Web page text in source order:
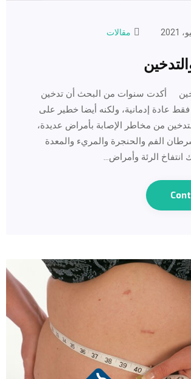
مقالات
أكدت سنوات من البحث أن تدخين
عادة إدمانية، ولكنه أيضا خطير على
من مخاطر الإصابة بأمراض عديدة،
الفم والحنجرة والمريء والمعدة
انتفاخ الرئة وأمراض…